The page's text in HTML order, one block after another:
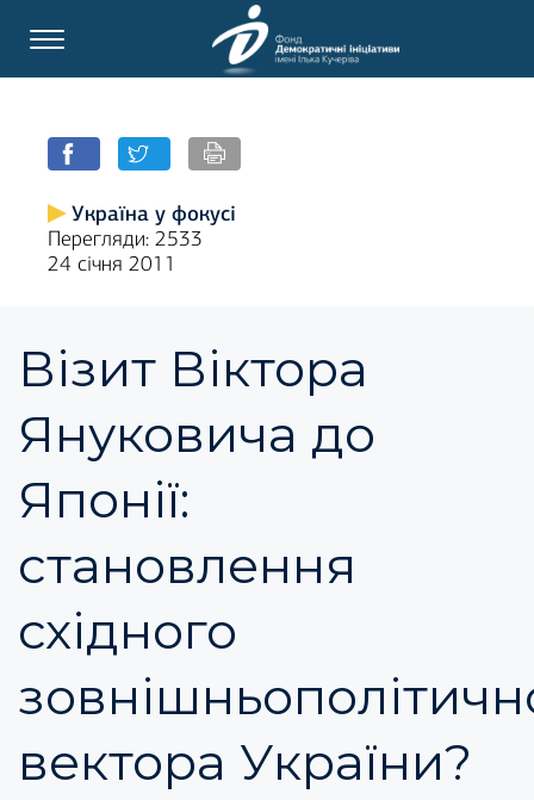
Україна у фокусі
Перегляди: 2533
24 січня 2011
Візит Віктора
Януковича до
Японії:
становлення
східного
вектора України?